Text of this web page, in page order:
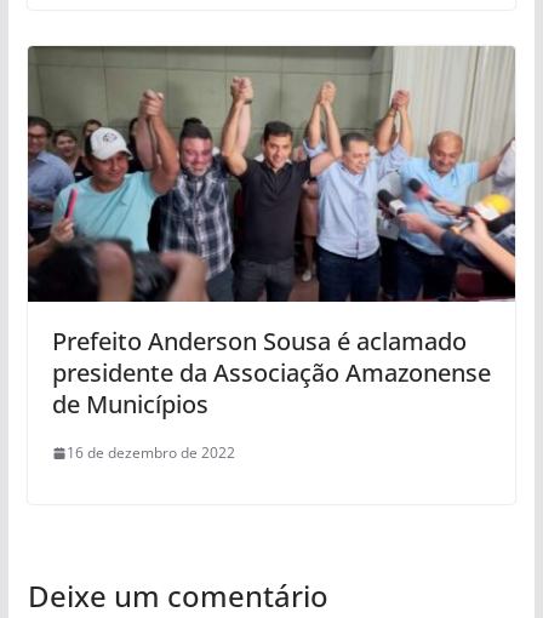
Prefeito Anderson Sousa é aclamado
presidente da Associação Amazonense
de Municípios
16 de dezembro de 2022
Deixe um comentário